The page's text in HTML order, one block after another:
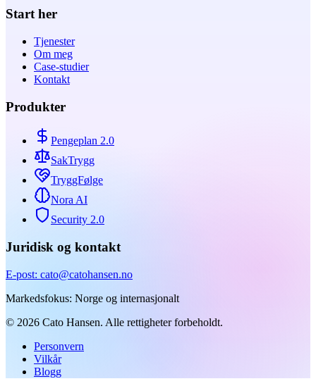
Start her
Tjenester
Om meg
Case-studier
Kontakt
Produkter
Pengeplan 2.0
SakTrygg
TryggFølge
Nora AI
Security 2.0
Juridisk og kontakt
E-post: cato@catohansen.no
Markedsfokus: Norge og internasjonalt
© 2026 Cato Hansen. Alle rettigheter forbeholdt.
Personvern
Vilkår
Blogg